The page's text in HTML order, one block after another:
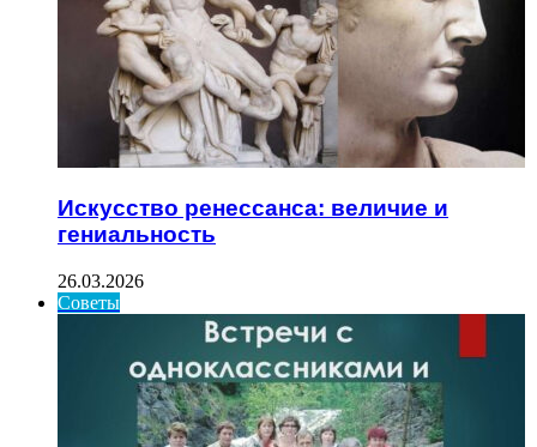
Искусство ренессанса: величие и
гениальность
26.03.2026
Советы